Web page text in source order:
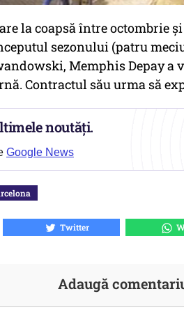
la coapsă între octombrie
sezonului (patru
Memphis Depay a
Contractul său urma să
noutăți.
Google News
Twitter
Adaugă